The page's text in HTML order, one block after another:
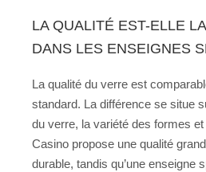
LA QUALITÉ EST-ELLE
DANS LES ENSEIGNES
La qualité du verre est
standard. La différence se situe
du verre, la variété des formes
Casino propose une qualité
durable, tandis qu’une enseigne